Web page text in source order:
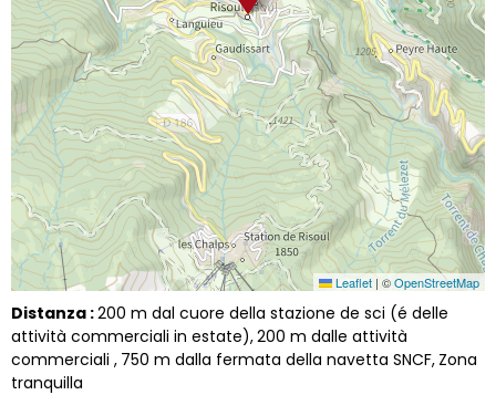
Leaflet | ©OpenStreetMap
Distanza :200 m dal cuore della stazione de sci (é delle
attività commerciali in estate) 200 m dalle attività
commerciali 750 m dalla fermata della navetta SNCF Zona
tranquilla